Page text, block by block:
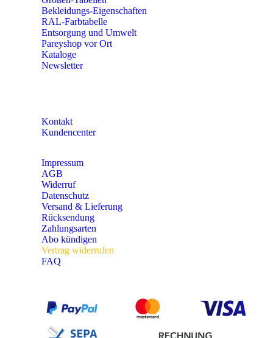
Bekleidungs-Eigenschaften
RAL-Farbtabelle
Entsorgung und Umwelt
Pareyshop vor Ort
Kataloge
Newsletter
Kontakt
Kundencenter
Impressum
AGB
Widerruf
Datenschutz
Versand & Lieferung
Rücksendung
Zahlungsarten
Abo kündigen
Vertrag widerrufen
FAQ